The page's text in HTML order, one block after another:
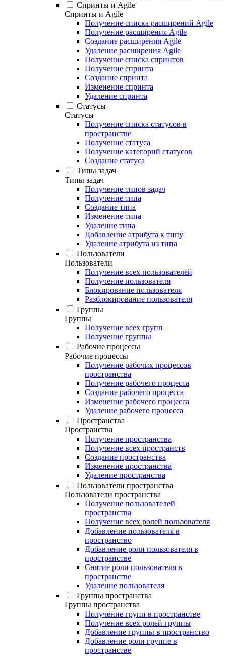
Спринты и Agile
Спринты и Agile
Получение списка расширений Agile
Получение расширения Agile
Создание расширения Agile
Удаление расширения Agile
Получение списка спринтов
Получение спринта
Создание спринта
Изменение спринта
Удаление спринта
Статусы
Статусы
Получение списка статусов в
пространстве
Получение статуса
Получение категорий статусов
Создание статуса
Типы задач
Типы задач
Получение типов задач
Получение типа
Создание типа
Изменение типа
Удаление типа
Добавление атрибута к типу
Удаление атрибута из типа
Пользователи
Пользователи
Получение всех пользователей
Получение пользователя
Блокирование пользователя
Разблокирование пользователя
Группы
Группы
Получение всех групп
Получение группы
Рабочие процессы
Рабочие процессы
Получение рабочих процессов
пространства
Получение рабочего процесса
Создание рабочего процесса
Изменение рабочего процесса
Удаление рабочего процесса
Пространства
Пространства
Получение пространства
Получение всех пространств
Создание пространства
Изменение пространства
Удаление пространства
Пользователи пространства
Пользователи пространства
Получение пользователей
пространства
Получение всех ролей пользователя
Добавление пользователя в
пространство
Добавление роли пользователя в
пространстве
Снятие роли пользователя в
пространстве
Удаление пользователя
Группы пространства
Группы пространства
Получение групп в пространстве
Получение всех ролей группы
Добавление группы в пространство
Добавление роли группе в
пространстве